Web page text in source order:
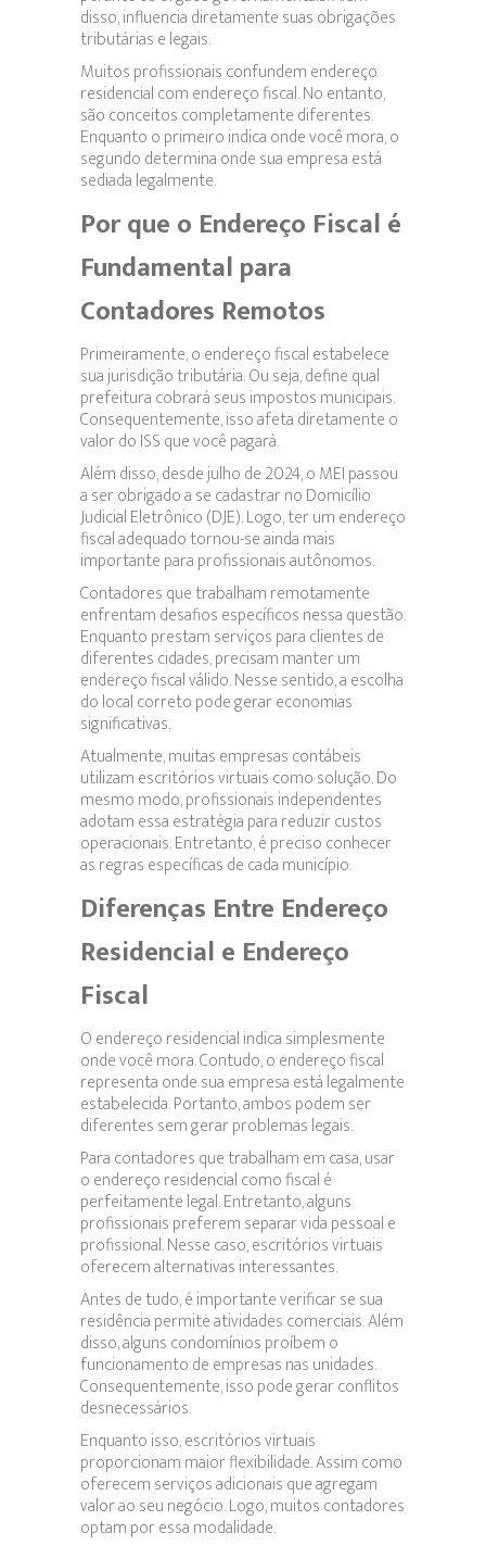
disso, influencia diretamente suas obrigações
tributárias e legais.
Muitos profissionais confundem endereço
residencial com endereço fiscal. No entanto,
são conceitos completamente diferentes.
Enquanto o primeiro indica onde você mora, o
segundo determina onde sua empresa está
sediada legalmente.
Por que o Endereço Fiscal é
Fundamental para
Contadores Remotos
Primeiramente, o endereço fiscal estabelece
sua jurisdição tributária. Ou seja, define qual
prefeitura cobrará seus impostos municipais.
Consequentemente, isso afeta diretamente o
valor do ISS que você pagará.
Além disso, desde julho de 2024, o MEI passou
a ser obrigado a se cadastrar no Domicílio
Judicial Eletrônico (DJE). Logo, ter um endereço
fiscal adequado tornou-se ainda mais
importante para profissionais autônomos.
Contadores que trabalham remotamente
enfrentam desafios específicos nessa questão.
Enquanto prestam serviços para clientes de
diferentes cidades, precisam manter um
endereço fiscal válido. Nesse sentido, a escolha
do local correto pode gerar economias
significativas.
Atualmente, muitas empresas contábeis
utilizam escritórios virtuais como solução. Do
mesmo modo, profissionais independentes
adotam essa estratégia para reduzir custos
operacionais. Entretanto, é preciso conhecer
as regras específicas de cada município.
Diferenças Entre Endereço
Residencial e Endereço
Fiscal
O endereço residencial indica simplesmente
onde você mora. Contudo, o endereço fiscal
representa onde sua empresa está legalmente
estabelecida. Portanto, ambos podem ser
diferentes sem gerar problemas legais.
Para contadores que trabalham em casa, usar
o endereço residencial como fiscal é
perfeitamente legal. Entretanto, alguns
profissionais preferem separar vida pessoal e
profissional. Nesse caso, escritórios virtuais
oferecem alternativas interessantes.
Antes de tudo, é importante verificar se sua
residência permite atividades comerciais. Além
disso, alguns condomínios proíbem o
funcionamento de empresas nas unidades.
Consequentemente, isso pode gerar conflitos
desnecessários.
Enquanto isso, escritórios virtuais
proporcionam maior flexibilidade. Assim como
oferecem serviços adicionais que agregam
valor ao seu negócio. Logo, muitos contadores
optam por essa modalidade.